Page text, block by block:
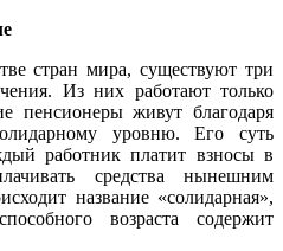
стран мира, существуют три
Из них работают только
пенсионеры живут благодаря
уровню. Его суть
работник платит взносы в
средства нынешним
название «солидарная»,
возраста содержит